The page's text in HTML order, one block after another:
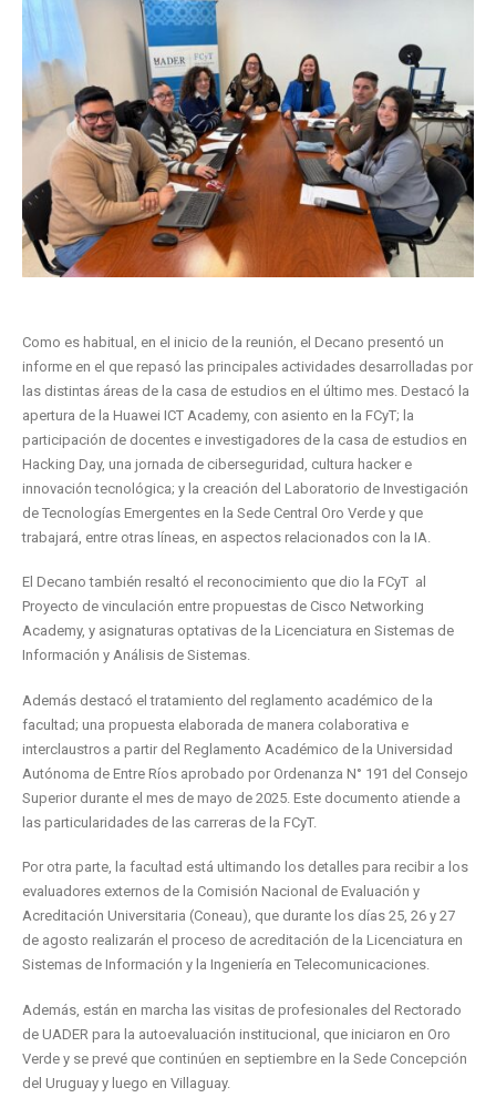
Como es habitual, en el inicio de la reunión, el Decano presentó un
informe en el que repasó las principales actividades desarrolladas por
las distintas áreas de la casa de estudios en el último mes. Destacó la
apertura de la Huawei ICT Academy, con asiento en la FCyT; la
participación de docentes e investigadores de la casa de estudios en
Hacking Day, una jornada de ciberseguridad, cultura hacker e
innovación tecnológica; y la creación del Laboratorio de Investigación
de Tecnologías Emergentes en la Sede Central Oro Verde y que
trabajará, entre otras líneas, en aspectos relacionados con la IA.
El Decano también resaltó el reconocimiento que dio la FCyT al
Proyecto de vinculación entre propuestas de Cisco Networking
Academy, y asignaturas optativas de la Licenciatura en Sistemas de
Información y Análisis de Sistemas.
Además destacó el tratamiento del reglamento académico de la
facultad; una propuesta elaborada de manera colaborativa e
interclaustros a partir del Reglamento Académico de la Universidad
Autónoma de Entre Ríos aprobado por Ordenanza N° 191 del Consejo
Superior durante el mes de mayo de 2025. Este documento atiende a
las particularidades de las carreras de la FCyT.
Por otra parte, la facultad está ultimando los detalles para recibir a los
evaluadores externos de la Comisión Nacional de Evaluación y
Acreditación Universitaria (Coneau), que durante los días 25, 26 y 27
de agosto realizarán el proceso de acreditación de la Licenciatura en
Sistemas de Información y la Ingeniería en Telecomunicaciones.
Además, están en marcha las visitas de profesionales del Rectorado
de UADER para la autoevaluación institucional, que iniciaron en Oro
Verde y se prevé que continúen en septiembre en la Sede Concepción
del Uruguay y luego en Villaguay.